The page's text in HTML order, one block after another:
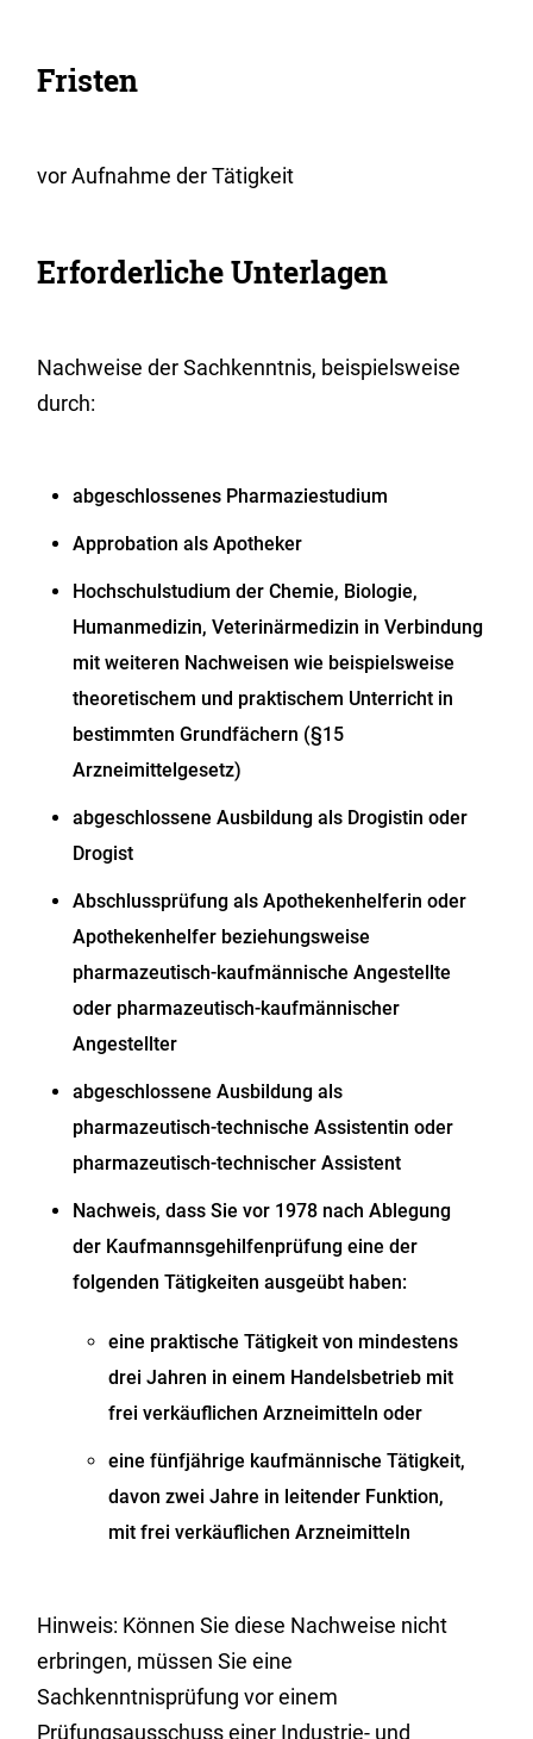
Fristen
vor Aufnahme der Tätigkeit
Erforderliche Unterlagen
Nachweise der Sachkenntnis, beispielsweise
durch:
abgeschlossenes Pharmaziestudium
Approbation als Apotheker
Hochschulstudium der Chemie, Biologie,
Humanmedizin, Veterinärmedizin in Verbindung
mit weiteren Nachweisen wie beispielsweise
theoretischem und praktischem Unterricht in
bestimmten Grundfächern (§15
Arzneimittelgesetz)
abgeschlossene Ausbildung als Drogistin oder
Drogist
Abschlussprüfung als Apothekenhelferin oder
Apothekenhelfer beziehungsweise
pharmazeutisch-kaufmännische Angestellte
oder pharmazeutisch-kaufmännischer
Angestellter
abgeschlossene Ausbildung als
pharmazeutisch-technische Assistentin oder
pharmazeutisch-technischer Assistent
Nachweis, dass Sie vor 1978 nach Ablegung
der Kaufmannsgehilfenprüfung eine der
folgenden Tätigkeiten ausgeübt haben:
eine praktische Tätigkeit von mindestens
drei Jahren in einem Handelsbetrieb mit
frei verkäuflichen Arzneimitteln oder
eine fünfjährige kaufmännische Tätigkeit,
davon zwei Jahre in leitender Funktion,
mit frei verkäuflichen Arzneimitteln
Hinweis: Können Sie diese Nachweise nicht
erbringen, müssen Sie eine
Sachkenntnisprüfung vor einem
Prüfungsausschuss einer Industrie- und